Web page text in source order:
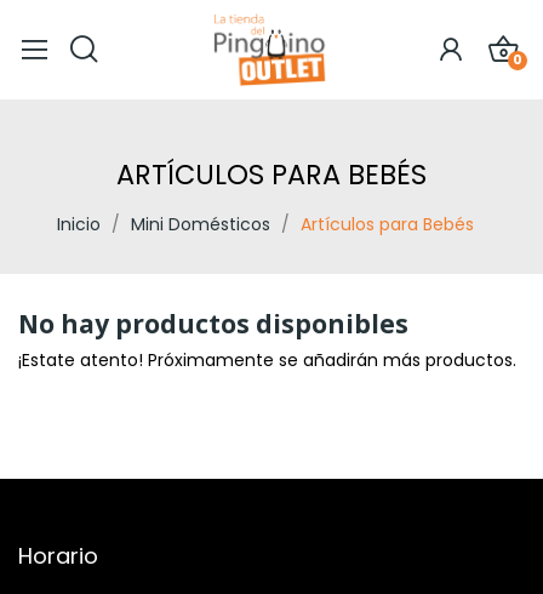
0
ARTÍCULOS PARA BEBÉS
Inicio Mini Domésticos Artículos para Bebés
No hay productos disponibles
¡Estate atento! Próximamente se añadirán más productos.
Horario